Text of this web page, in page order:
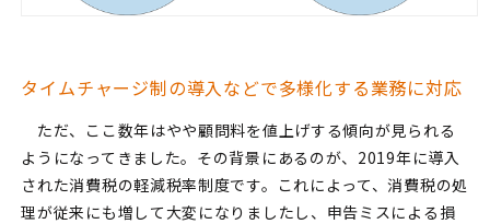
タイムチャージ制の導入などで多様化する業務に対応
ただ、ここ数年はやや顧問料を値上げする傾向が見られる
ようになってきました。その背景にあるのが、2019年に導入
された消費税の軽減税率制度です。これによって、消費税の処
理が従来にも増して大変になりましたし、申告ミスによる損